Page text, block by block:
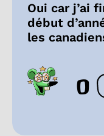
Oui car j’ai
début
les
0